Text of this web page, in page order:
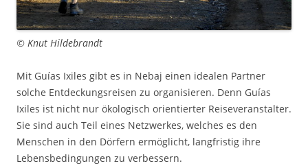
© Knut Hildebrandt
Mit Guías Ixiles gibt es in Nebaj einen idealen Partner
solche Entdeckungsreisen zu organisieren. Denn Guías
Ixiles ist nicht nur ökologisch orientierter Reiseveranstalter.
Sie sind auch Teil eines Netzwerkes, welches es den
Menschen in den Dörfern ermöglicht, langfristig ihre
Lebensbedingungen zu verbessern.